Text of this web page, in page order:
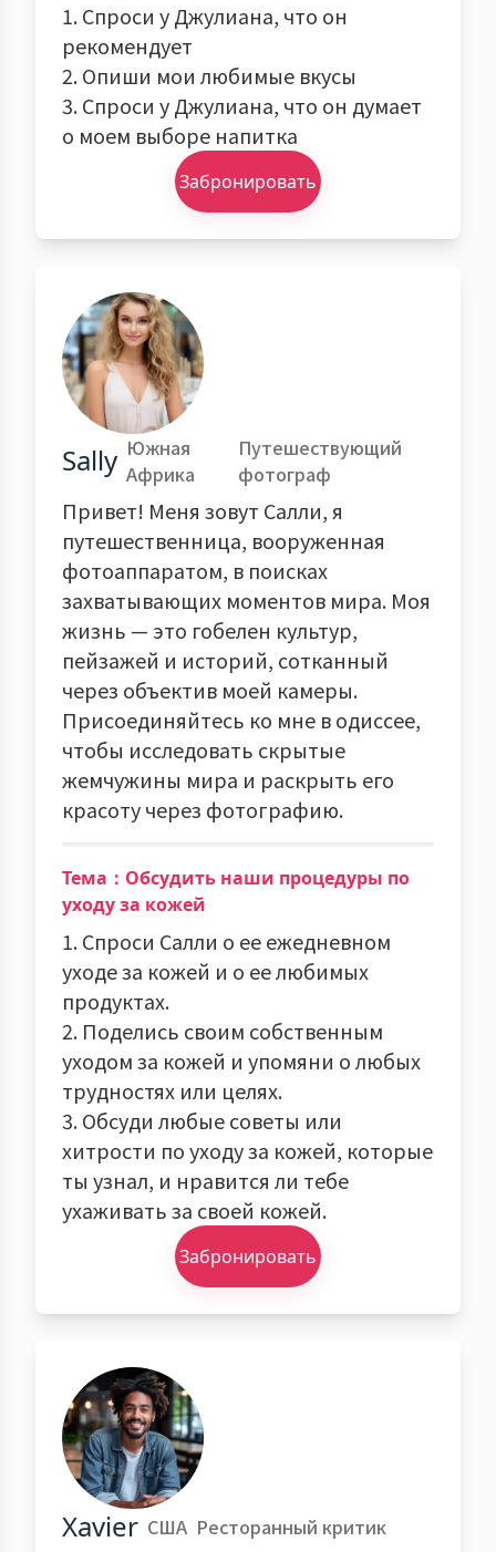
1. Спроси у Джулиана, что он
рекомендует
2. Опиши мои любимые вкусы
3. Спроси у Джулиана, что он думает
о моем выборе напитка
Забронировать
Sally Южная
Африка
Путешествующий
фотограф
Привет! Меня зовут Салли, я
путешественница, вооруженная
фотоаппаратом, в поисках
захватывающих моментов мира. Моя
жизнь — это гобелен культур,
пейзажей и историй, сотканный
через объектив моей камеры.
Присоединяйтесь ко мне в одиссее,
чтобы исследовать скрытые
жемчужины мира и раскрыть его
красоту через фотографию.
Тема：Обсудить наши процедуры по
уходу за кожей
1. Спроси Салли о ее ежедневном
уходе за кожей и о ее любимых
продуктах.
2. Поделись своим собственным
уходом за кожей и упомяни о любых
трудностях или целях.
3. Обсуди любые советы или
хитрости по уходу за кожей, которые
ты узнал, и нравится ли тебе
ухаживать за своей кожей.
Забронировать
Xavier США Ресторанный критик